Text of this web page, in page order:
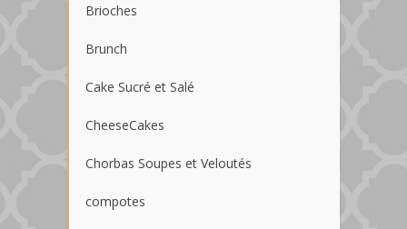
Brioches
Brunch
Cake Sucré et Salé
CheeseCakes
Chorbas Soupes et Veloutés
compotes